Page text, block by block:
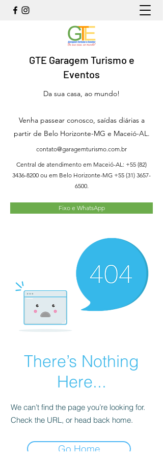
GTE Garagem Turismo e
Eventos
Da sua casa, ao mundo!
Venha passear conosco, saídas diárias a
partir de Belo Horizonte-MG e Maceió-AL.
contato@garagemturismo.com.br
Central de atendimento em Maceió-AL: +55 (82)
3436-8200 ou em Belo Horizonte-MG +55 (31) 3657-
6500.
Fixo e WhatsApp
There’s Nothing
Here...
We can’t find the page you’re looking for.
Check the URL, or head back home.
Go Home